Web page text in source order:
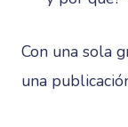
Con una sola
una